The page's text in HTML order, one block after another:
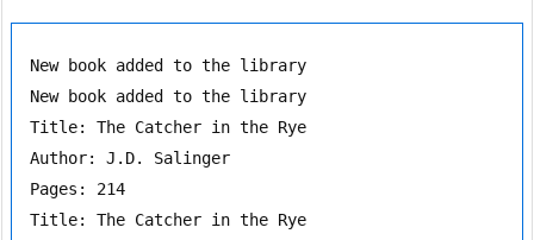
New book added to the library
New book added to the library
Title: The Catcher in the Rye
Author: J.D. Salinger
Pages: 214
Title: The Catcher in the Rye